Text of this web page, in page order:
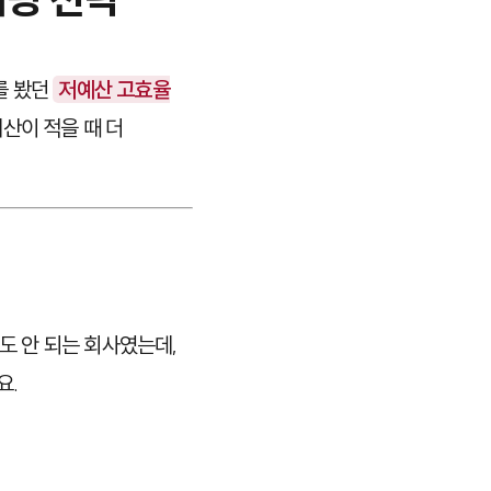
봤던 저예산 고효율
이 적을 때 더
안 되는 회사였는데,
.